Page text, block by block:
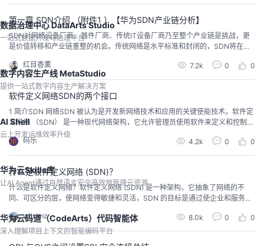
数据治理中心 DataArts Studio
一站式数据开发与治理平台
数字内容生产线 MetaStudio
提供一站式数字内容生产解决方案
AI Shell
云上开发运维效率升级
华为云Skills库
让AI Agent通过自然语言安全高效地管理云资源
华为云码道（CodeArts）代码智能体
深入理解项目上下文的智能编码平台
第一章 SDN介绍 （附件1 ）【华为SDN产业链分析】
SDN对网络设备厂商、器件厂商、传统IT设备厂商乃至整个产业链是挑战，更
是价值转移和产业链重整的机会。传统网络是水平标准和封闭的，SDN将在整
设备都具备“可编程”的能力，随着SDN的推进，可编程网络、可编程交换机正
呼之欲出。 华为无疑是这场变革的佼佼者。华为将SDN...
红目香薰 7.2k 0 0
软件定义网络SDN的两个接口
1 简介SDN 网络SDN 被认为是开发新网络技术和应用的关键使能技术。软件定
义网络 （SDN） 是一种现代网络架构，它允许管理员使用软件来定义和控制网
络设备的行为，而不是单独配置这些设备。它通常与网络功能虚拟化 （NFV）
配合使用，以进一步提高网络的灵活性和成本效益。此外，它还允许集中网络
智能，从而更轻松地排除故障和监控网络。SDN 架构通常包括三个主要层：应
用程序平面、控制平面和数据...
码乐 4.2k 0 0
什么是软件定义网络 (SDN)？
什么是软件定义网络？软件定义网络 (SDN) 是一种架构，它抽象了网络的不
同、可区分的层，使网络变得敏捷和灵活，SDN 的目标是通过使企业和服务提
中，网络工程师或管理员可以从中央控制台调整流量，而无需接触网络中的各
个交换机，无论服务器和设备之间的特定连接如何，集中式SDN 控制器都会指
wljslmz 8.0k 0 0